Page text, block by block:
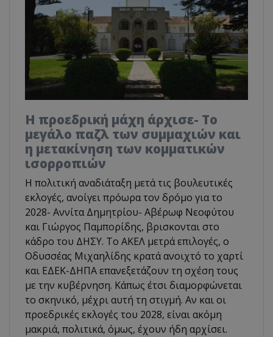
Η προεδρική μάχη άρχισε- Το
μεγάλο παζλ των συμμαχιών και
η μετακίνηση των κομματικών
ισορροπιών
Η πολιτική αναδιάταξη μετά τις βουλευτικές
εκλογές, ανοίγει πρόωρα τον δρόμο για το
2028- Αννίτα Δημητρίου- Αβέρωφ Νεοφύτου
και Γιώργος Παμπορίδης, βρισκονται στο
κάδρο του ΔΗΣΥ. Το ΑΚΕΛ μετρά επιλογές, ο
Οδυσσέας Μιχαηλίδης κρατά ανοιχτό το χαρτί
και ΕΔΕΚ-ΔΗΠΑ επανεξετάζουν τη σχέση τους
με την κυβέρνηση. Κάπως έτσι διαμορφώνεται
το σκηνικό, μέχρι αυτή τη στιγμή. Αν και οι
προεδρικές εκλογές του 2028, είναι ακόμη
μακριά, πολιτικά, όμως, έχουν ήδη αρχίσει.